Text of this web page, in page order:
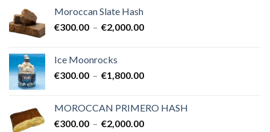
Moroccan Slate Hash
€300.00 – €2,000.00Plage
à
Ice Moonrocks
€300.00 – €1,800.00Plage
€300.00
à
MOROCCAN PRIMERO HASH
€300.00 – €2,000.00Plage